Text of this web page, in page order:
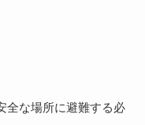
全な場所に避難する必